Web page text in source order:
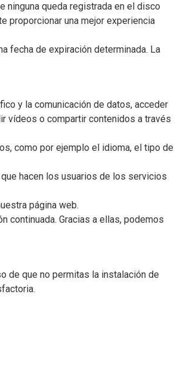
ninguna queda registrada en el disco
proporcionar una mejor experiencia
fecha de expiración determinada. La
y la comunicación de datos, acceder
vídeos o compartir contenidos a través
como por ejemplo el idioma, el tipo de
hacen los usuarios de los servicios
página web.
continuada. Gracias a ellas, podemos
de que no permitas la instalación de